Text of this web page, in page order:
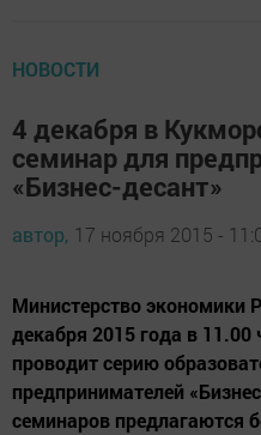
НОВОСТИ
4 декабря в
семинар для
«Бизнес-десант»
автор, 17 ноября 2015 -
Министерство экономики
декабря 2015 года в
проводит серию
предпринимателей
семинаров предлагаются